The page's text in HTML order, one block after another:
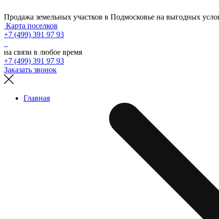
Продажа земельных участков в Подмосковье на выгодных
Карта поселков
+7 (499) 391 97 93
на связи в любое время
+7 (499) 391 97 93
Заказать звонок
Главная